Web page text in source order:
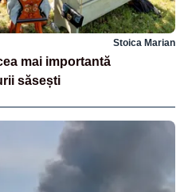
Stoica Marian
mai importantă
săsești